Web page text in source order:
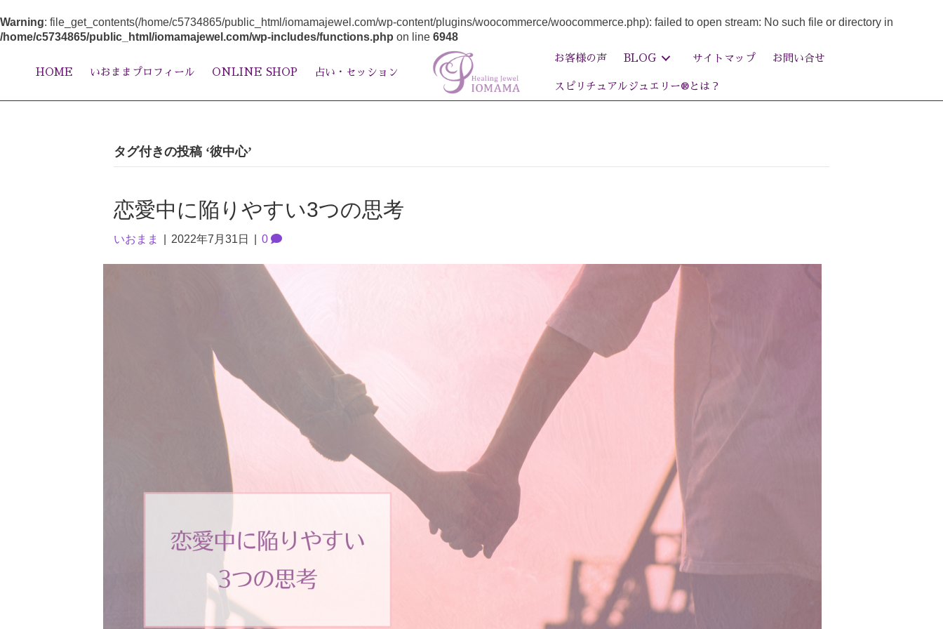
Warning: file_get_contents(/home/c5734865/public_html/iomamajewel.com/wp-content/plugins/woocommerce/woocommerce.php): failed to open stream: No such file or directory in
/home/c5734865/public_html/iomamajewel.com/wp-includes/functions.php on line 6948
HOME いおままプロフィール ONLINE SHOP 占い・セッション
お客様の声 BLOG サイトマップ お問い合せ
スピリチュアルジュエリー®とは？
タグ付きの投稿 ‘彼中心’
恋愛中に陥りやすい3つの思考
いおまま 2022年7月31日 0